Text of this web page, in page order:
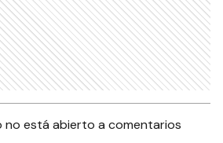
no está abierto a comentarios